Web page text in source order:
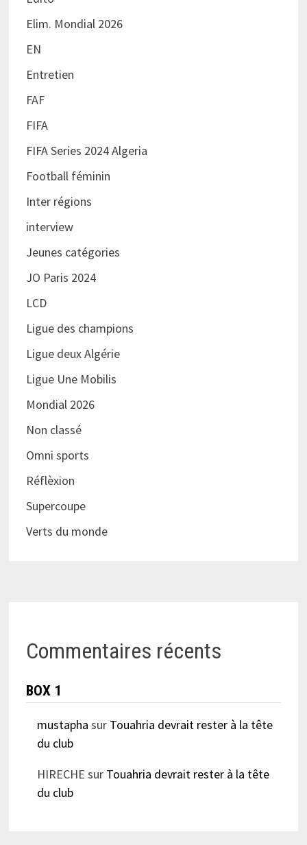
Elim. Mondial 2026
EN
Entretien
FAF
FIFA
FIFA Series 2024 Algeria
Football féminin
Inter régions
interview
Jeunes catégories
JO Paris 2024
LCD
Ligue des champions
Ligue deux Algérie
Ligue Une Mobilis
Mondial 2026
Non classé
Omni sports
Réflèxion
Supercoupe
Verts du monde
Commentaires récents
BOX 1
mustapha sur Touahria devrait rester à la tête
du club
HIRECHE sur Touahria devrait rester à la tête
du club